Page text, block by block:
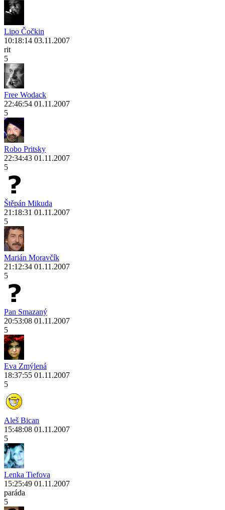
Lipo Čočkin
10:18:14 03.11.2007
rit
5
Free Wodack
22:46:54 01.11.2007
5
Robo Pritsky
22:34:43 01.11.2007
5
Štěpán Mikuda
21:18:31 01.11.2007
5
Marián Moravčík
21:12:34 01.11.2007
5
Pan Smazaný
20:53:08 01.11.2007
5
Eva Zmýlená
18:37:55 01.11.2007
5
Aleš Bican
15:48:08 01.11.2007
5
Lenka Tiefova
15:25:49 01.11.2007
paráda
5